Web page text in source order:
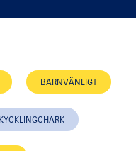
BARNVÄNLIGT
KYCKLINGCHARK